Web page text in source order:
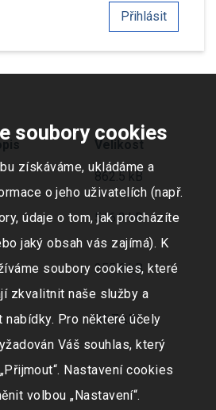
Přihlásit
Velikost
862.5 kB
546.3 kB
255.6 kB
81.7 kB
soubory cookies
získáváme, ukládáme a
o jeho uživatelích (např.
údaje o tom, jak procházíte
jaký obsah vás zajímá). K
soubory cookies, které
zkvalitnit naše služby a
Pro některé účely
Váš souhlas, který
Nastavení cookies
volbou „Nastavení“.